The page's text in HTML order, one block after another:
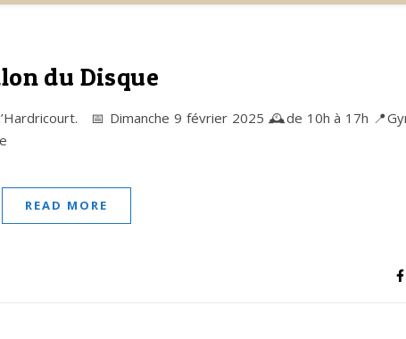
du Disque
📅 Dimanche 9 février 2025 🕰️de 10h à 17h
READ MORE